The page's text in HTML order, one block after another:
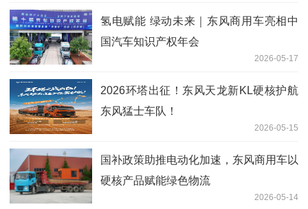
氢电赋能 绿动未来｜东风商用车亮相中
国汽车知识产权年会
2026-05-17
2026环塔出征！东风天龙新KL硬核护航
东风猛士车队！
2026-05-15
国补政策助推电动化加速，东风商用车以
硬核产品赋能绿色物流
2026-05-14